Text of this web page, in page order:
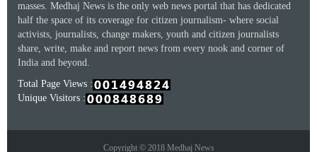
masses. Medhaj News is the only web news portal that has dedicated
half the space of its coverage for citizen journalism- where social
activists, journalists, change makers, youth and citizen journalists
share, write, make and report news from every nook and corner of
India and beyond.
Total Page Views :
Unique Visitors :
Copyright © 2018 Medhaj News